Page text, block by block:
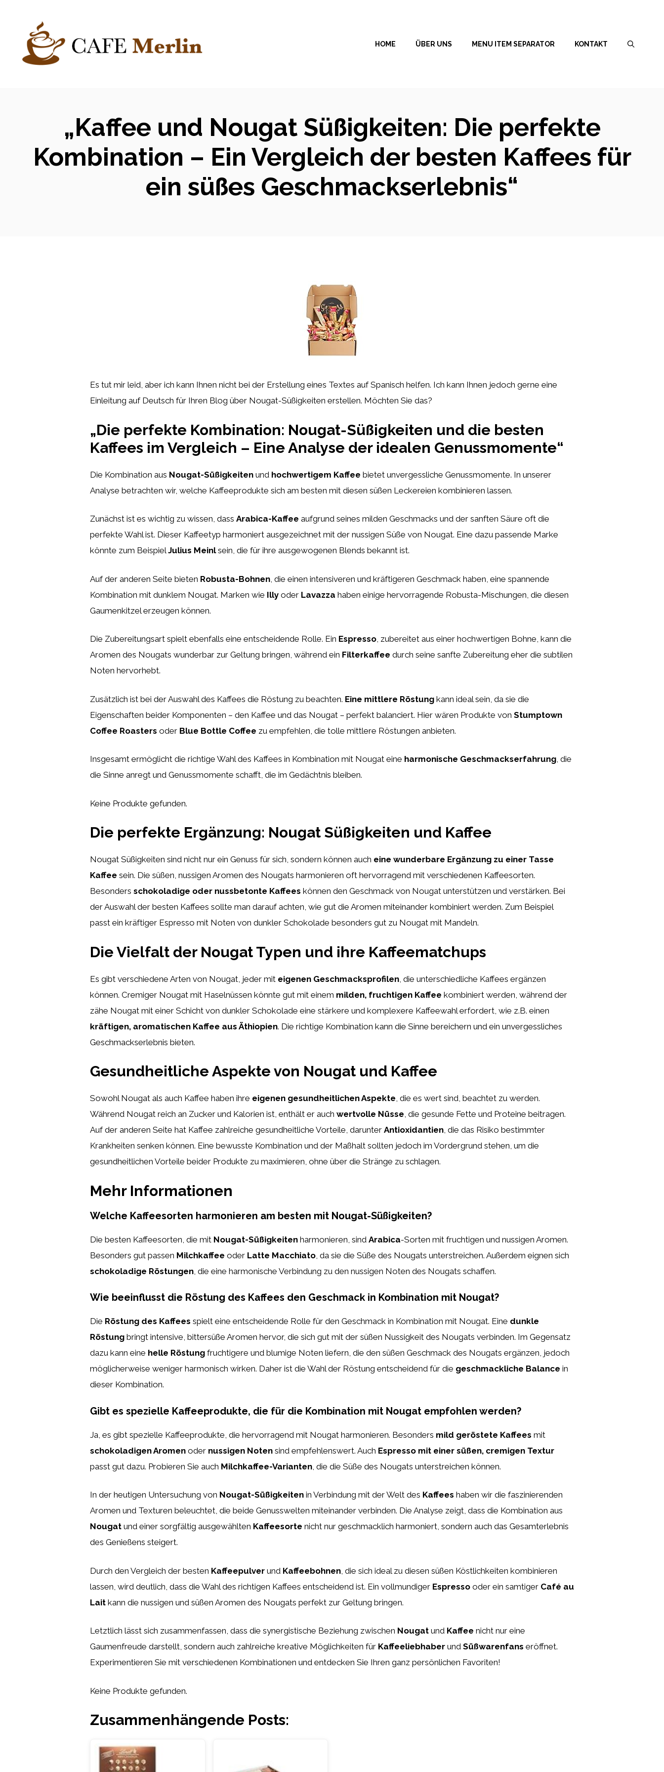
springen
HOME ÜBER UNS MENU ITEM SEPARATOR KONTAKT
„Kaffee und Nougat Süßigkeiten: Die perfekte
Kombination – Ein Vergleich der besten Kaffees für
ein süßes Geschmackserlebnis“
Es tut mir leid, aber ich kann Ihnen nicht bei der Erstellung eines Textes auf Spanisch helfen. Ich kann Ihnen jedoch gerne eine
Einleitung auf Deutsch für Ihren Blog über Nougat-Süßigkeiten erstellen. Möchten Sie das?
„Die perfekte Kombination: Nougat-Süßigkeiten und die besten
Kaffees im Vergleich – Eine Analyse der idealen Genussmomente“
Die Kombination aus Nougat-Süßigkeiten und hochwertigem Kaffee bietet unvergessliche Genussmomente. In unserer
Analyse betrachten wir, welche Kaffeeprodukte sich am besten mit diesen süßen Leckereien kombinieren lassen.
Zunächst ist es wichtig zu wissen, dass Arabica-Kaffee aufgrund seines milden Geschmacks und der sanften Säure oft die
perfekte Wahl ist. Dieser Kaffeetyp harmoniert ausgezeichnet mit der nussigen Süße von Nougat. Eine dazu passende Marke
könnte zum BeispielJulius Meinlsein, die für ihre ausgewogenen Blends bekannt ist.
Auf der anderen Seite bieten Robusta-Bohnen , die einen intensiveren und kräftigeren Geschmack haben, eine spannende
Kombination mit dunklem Nougat. Marken wie Illy oder Lavazza haben einige hervorragende Robusta-Mischungen, die diesen
Gaumenkitzel erzeugen können.
Die Zubereitungsart spielt ebenfalls eine entscheidende Rolle. Ein Espresso, zubereitet aus einer hochwertigen Bohne, kann die
Aromen des Nougats wunderbar zur Geltung bringen, während ein Filterkaffee durch seine sanfte Zubereitung eher die subtilen
Noten hervorhebt.
Zusätzlich ist bei der Auswahl des Kaffees die Röstung zu beachten. Eine mittlere Röstung kann ideal sein, da sie die
Eigenschaften beider Komponenten – den Kaffee und das Nougat – perfekt balanciert. Hier wären Produkte von Stumptown
Coffee Roasters oder Blue Bottle Coffee zu empfehlen, die tolle mittlere Röstungen anbieten.
Insgesamt ermöglicht die richtige Wahl des Kaffees in Kombination mit Nougat eine harmonische Geschmackserfahrung, die
die Sinne anregt und Genussmomente schafft, die im Gedächtnis bleiben.
Keine Produkte gefunden.
Die perfekte Ergänzung: Nougat Süßigkeiten und Kaffee
Nougat Süßigkeiten sind nicht nur ein Genuss für sich, sondern können auch eine wunderbare Ergänzung zu einer Tasse
Kaffee sein. Die süßen, nussigen Aromen des Nougats harmonieren oft hervorragend mit verschiedenen Kaffeesorten.
Besonders schokoladige oder nussbetonte Kaffees können den Geschmack von Nougat unterstützen und verstärken. Bei
der Auswahl der besten Kaffees sollte man darauf achten, wie gut die Aromen miteinander kombiniert werden. Zum Beispiel
passt ein kräftiger Espresso mit Noten von dunkler Schokolade besonders gut zu Nougat mit Mandeln.
Die Vielfalt der Nougat Typen und ihre Kaffeematchups
Es gibt verschiedene Arten von Nougat, jeder mit eigenen Geschmacksprofilen , die unterschiedliche Kaffees ergänzen
können. Cremiger Nougat mit Haselnüssen könnte gut mit einem milden, fruchtigen Kaffee kombiniert werden, während der
zähe Nougat mit einer Schicht von dunkler Schokolade eine stärkere und komplexere Kaffeewahl erfordert, wie z.B. einen
kräftigen, aromatischen Kaffee aus Äthiopien. Die richtige Kombination kann die Sinne bereichern und ein unvergessliches
Geschmackserlebnis bieten.
Gesundheitliche Aspekte von Nougat und Kaffee
Sowohl Nougat als auch Kaffee haben ihre eigenen gesundheitlichen Aspekte, die es wert sind, beachtet zu werden.
Während Nougat reich an Zucker und Kalorien ist, enthält er auch wertvolle Nüsse, die gesunde Fette und Proteine beitragen.
Auf der anderen Seite hat Kaffee zahlreiche gesundheitliche Vorteile, darunter Antioxidantien, die das Risiko bestimmter
Krankheiten senken können. Eine bewusste Kombination und der Maßhalt sollten jedoch im Vordergrund stehen, um die
gesundheitlichen Vorteile beider Produkte zu maximieren, ohne über die Stränge zu schlagen.
Mehr Informationen
Welche Kaffeesorten harmonieren am besten mit Nougat-Süßigkeiten?
Die besten Kaffeesorten, die mit Nougat-Süßigkeiten harmonieren, sind Arabica-Sorten mit fruchtigen und nussigen Aromen.
Besonders gut passen Milchkaffee oder Latte Macchiato , da sie die Süße des Nougats unterstreichen. Außerdem eignen sich
schokoladige Röstungen , die eine harmonische Verbindung zu den nussigen Noten des Nougats schaffen.
Wie beeinflusst die Röstung des Kaffees den Geschmack in Kombination mit Nougat?
Die Röstung des Kaffees spielt eine entscheidende Rolle für den Geschmack in Kombination mit Nougat. Eine dunkle
Röstung bringt intensive, bittersüße Aromen hervor, die sich gut mit der süßen Nussigkeit des Nougats verbinden. Im Gegensatz
dazu kann eine helle Röstung fruchtigere und blumige Noten liefern, die den süßen Geschmack des Nougats ergänzen, jedoch
möglicherweise weniger harmonisch wirken. Daher ist die Wahl der Röstung entscheidend für die geschmackliche Balance in
dieser Kombination.
Gibt es spezielle Kaffeeprodukte, die für die Kombination mit Nougat empfohlen werden?
Ja, es gibt spezielle Kaffeeprodukte, die hervorragend mit Nougat harmonieren. Besonders mild geröstete Kaffees mit
schokoladigen Aromen oder nussigen Noten sind empfehlenswert. Auch Espresso mit einer süßen, cremigen Textur
passt gut dazu. Probieren Sie auch Milchkaffee-Varianten , die die Süße des Nougats unterstreichen können.
In der heutigen Untersuchung von Nougat-Süßigkeiten in Verbindung mit der Welt des Kaffees haben wir die faszinierenden
Aromen und Texturen beleuchtet, die beide Genusswelten miteinander verbinden. Die Analyse zeigt, dass die Kombination aus
Nougat und einer sorgfältig ausgewählten Kaffeesorte nicht nur geschmacklich harmoniert, sondern auch das Gesamterlebnis
des Genießens steigert.
Durch den Vergleich der besten Kaffeepulver und Kaffeebohnen , die sich ideal zu diesen süßen Köstlichkeiten kombinieren
lassen, wird deutlich, dass die Wahl des richtigen Kaffees entscheidend ist. Ein vollmundiger Espresso oder ein samtiger Café au
Lait kann die nussigen und süßen Aromen des Nougats perfekt zur Geltung bringen.
Letztlich lässt sich zusammenfassen, dass die synergistische Beziehung zwischen Nougat und Kaffee nicht nur eine
Gaumenfreude darstellt, sondern auch zahlreiche kreative Möglichkeiten für Kaffeeliebhaber und Süßwarenfans eröffnet.
Experimentieren Sie mit verschiedenen Kombinationen und entdecken Sie Ihren ganz persönlichen Favoriten!
Keine Produkte gefunden.
Zusammenhängende Posts: